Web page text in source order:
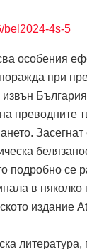
bel2024-4s-5
особения
при
извън
преводните
подробно се
в няколко
издание
литература,